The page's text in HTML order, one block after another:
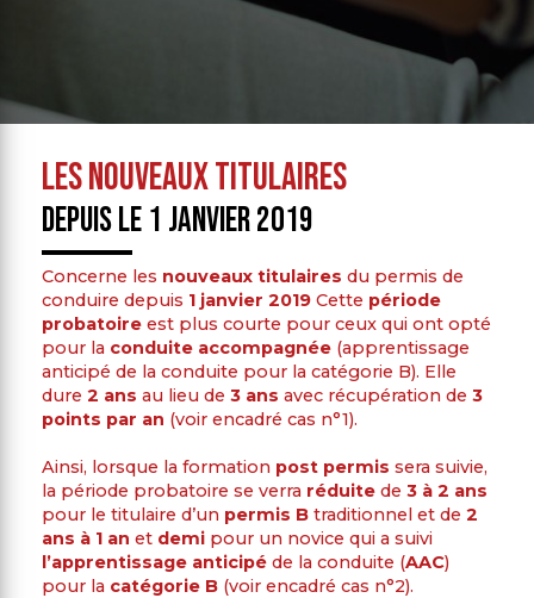
Les nouveaux titulaires
depuis le 1 janvier 2019
Concerne les nouveaux titulaires du permis de
conduire depuis 1 janvier 2019Cette période
probatoire est plus courte pour ceux qui ont opté
pour la conduite accompagnée (apprentissage
anticipé de la conduite pour la catégorie B). Elle
dure 2 ans au lieu de 3 ans avec récupération de 3
points par an (voir encadré cas n°1).
Ainsi, lorsque la formation post permis sera suivie,
la période probatoire se verra réduite de 3 à 2 ans
pour le titulaire d’un permis Btraditionnel et de 2
ans à 1 an et demi pour un novice qui a suivi
l’apprentissage anticipé de la conduite (AAC)
pour la catégorie B(voir encadré cas n°2).